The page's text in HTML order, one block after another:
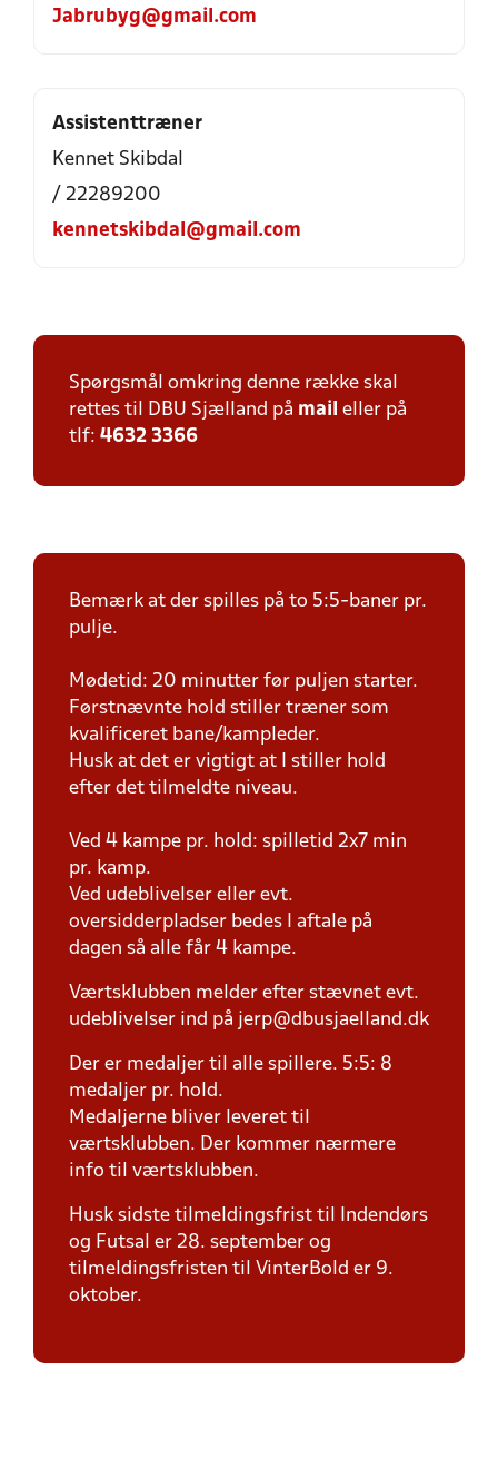
Jabrubyg@gmail.com
Assistenttræner
Kennet Skibdal
/ 22289200
kennetskibdal@gmail.com
Spørgsmål omkring denne række skal
rettes til DBU Sjælland på mail eller på
tlf: 4632 3366
Bemærk at der spilles på to 5:5-baner pr.
pulje.
Mødetid: 20 minutter før puljen starter.
Førstnævnte hold stiller træner som
kvalificeret bane/kampleder.
Husk at det er vigtigt at I stiller hold
efter det tilmeldte niveau.
Ved 4 kampe pr. hold: spilletid 2x7 min
pr. kamp.
Ved udeblivelser eller evt.
oversidderpladser bedes I aftale på
dagen så alle får 4 kampe.
Værtsklubben melder efter stævnet evt.
udeblivelser ind på jerp@dbusjaelland.dk
Der er medaljer til alle spillere. 5:5: 8
medaljer pr. hold.
Medaljerne bliver leveret til
værtsklubben. Der kommer nærmere
info til værtsklubben.
Husk sidste tilmeldingsfrist til Indendørs
og Futsal er 28. september og
tilmeldingsfristen til VinterBold er 9.
oktober.